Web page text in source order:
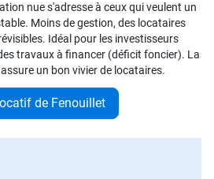
nue s'adresse à ceux qui veulent un
Moins de gestion, des locataires
Idéal pour les investisseurs
travaux à financer (déficit foncier). La
un bon vivier de locataires.
de Fenouillet